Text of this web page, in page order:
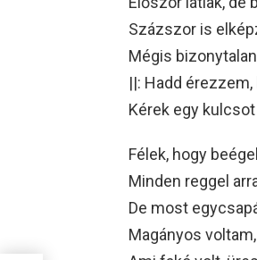
Százszor is
Mégis
||: Hadd
Kérek egy
Félek, hogy
Minden reggel
De most
Magányos